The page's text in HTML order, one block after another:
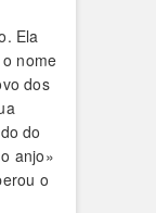
Ela
nome
dos
do
anjo»
o